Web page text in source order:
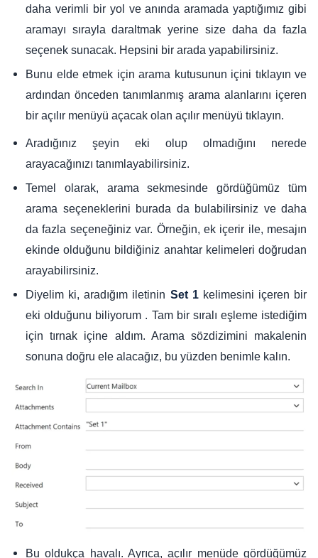
daha verimli bir yol ve anında aramada yaptığımız gibi
aramayı sırayla daraltmak yerine size daha da fazla
seçenek sunacak. Hepsini bir arada yapabilirsiniz.
Bunu elde etmek için arama kutusunun içini tıklayın ve
ardından önceden tanımlanmış arama alanlarını içeren
bir açılır menüyü açacak olan açılır menüyü tıklayın.
Aradığınız şeyin eki olup olmadığını nerede
arayacağınızı tanımlayabilirsiniz.
Temel olarak, arama sekmesinde gördüğümüz tüm
arama seçeneklerini burada da bulabilirsiniz ve daha
da fazla seçeneğiniz var. Örneğin, ek içerir ile, mesajın
ekinde olduğunu bildiğiniz anahtar kelimeleri doğrudan
arayabilirsiniz.
Diyelim ki, aradığım iletinin Set 1kelimesini içeren bir
eki olduğunu biliyorum . Tam bir sıralı eşleme istediğim
için tırnak içine aldım. Arama sözdizimini makalenin
sonuna doğru ele alacağız, bu yüzden benimle kalın.
Bu oldukça havalı. Ayrıca, açılır menüde gördüğümüz